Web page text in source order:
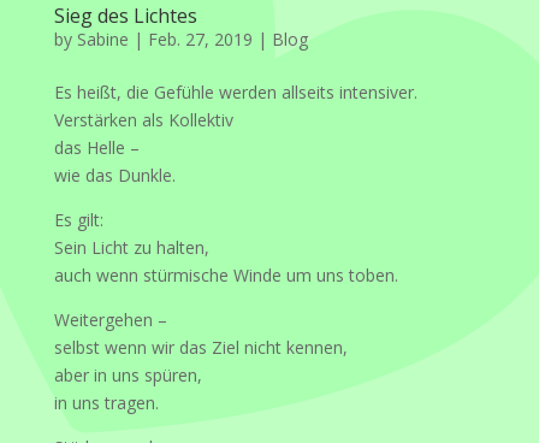
Sieg des Lichtes
by Sabine | Feb. 27, 2019 | Blog
Es heißt, die Gefühle werden allseits intensiver.
Verstärken als Kollektiv
das Helle –
wie das Dunkle.
Es gilt:
Sein Licht zu halten,
auch wenn stürmische Winde um uns toben.
Weitergehen –
selbst wenn wir das Ziel nicht kennen,
aber in uns spüren,
in uns tragen.